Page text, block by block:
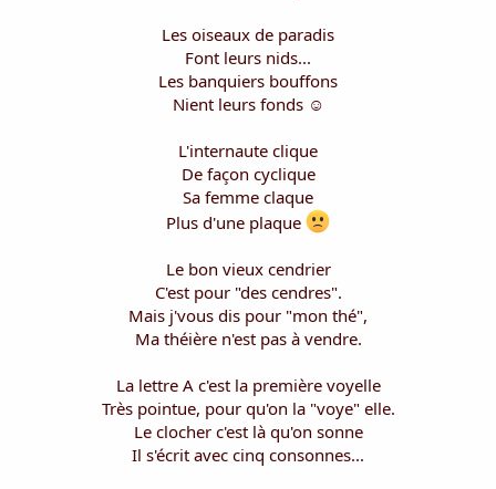
Les oiseaux de paradis
Font leurs nids...
Les banquiers bouffons
Nient leurs fonds ☺
L'internaute clique
De façon cyclique
Sa femme claque
Plus d'une plaque
Le bon vieux cendrier
C'est pour "des cendres".
Mais j'vous dis pour "mon thé",
Ma théière n'est pas à vendre.
La lettre A c'est la première voyelle
Très pointue, pour qu'on la "voye" elle.
Le clocher c'est là qu'on sonne
Il s'écrit avec cinq consonnes...